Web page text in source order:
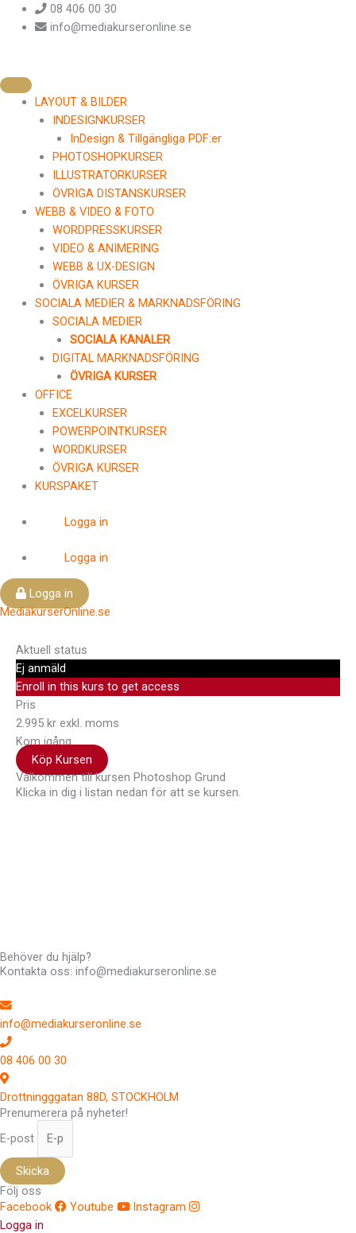
Hoppa
08 406 00 30
info@mediakurseronline.se
LAYOUT & BILDER
INDESIGNKURSER
InDesign & Tillgängliga PDF:er
PHOTOSHOPKURSER
ILLUSTRATORKURSER
ÖVRIGA DISTANSKURSER
WEBB & VIDEO & FOTO
WORDPRESSKURSER
VIDEO & ANIMERING
WEBB & UX-DESIGN
ÖVRIGA KURSER
SOCIALA MEDIER & MARKNADSFÖRING
SOCIALA MEDIER
SOCIALA KANALER
DIGITAL MARKNADSFÖRING
ÖVRIGA KURSER
OFFICE
EXCELKURSER
POWERPOINTKURSER
WORDKURSER
ÖVRIGA KURSER
KURSPAKET
Logga in
Logga in
Logga in
MediakurserOnline.se
Aktuell status
Ej anmäld
Enroll in this kurs to get access
Pris
2.995 kr exkl. moms
Kom igång
Köp Kursen
Välkommen till kursen Photoshop Grund
Klicka in dig i listan nedan för att se kursen.
Behöver du hjälp?
Kontakta oss: info@mediakurseronline.se
info@mediakurseronline.se
08 406 00 30
Drottningggatan 88D, STOCKHOLM
Prenumerera på nyheter!
E-post
Skicka
Följ oss
Facebook
Youtube
Instagram
Logga in